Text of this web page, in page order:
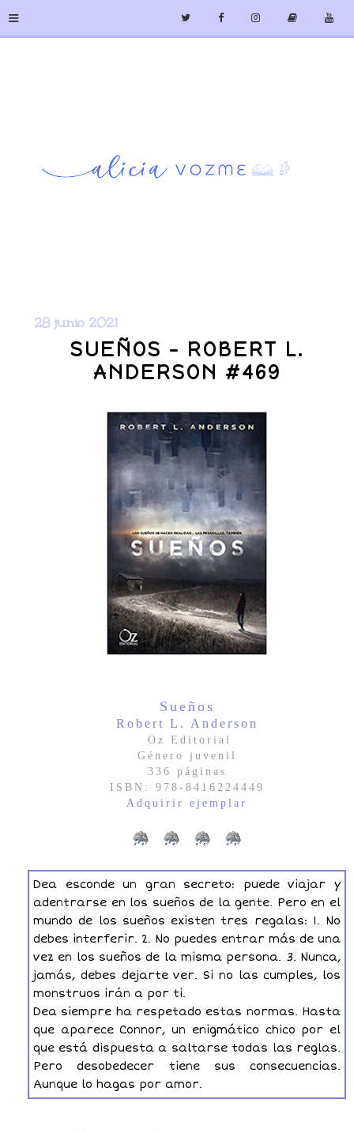
≡
28 junio 2021
SUEÑOS - ROBERT L.
ANDERSON #469
Sueños
Robert L. Anderson
Oz Editorial
Género juvenil
336 páginas
ISBN: 978-8416224449
Adquirir ejemplar
Dea esconde un gran secreto: puede viajar y
adentrarse en los sueños de la gente. Pero en el
mundo de los sueños existen tres regalas: 1. No
debes interferir. 2. No puedes entrar más de una
vez en los sueños de la misma persona. 3. Nunca,
jamás, debes dejarte ver. Si no las cumples, los
monstruos irán a por ti.
Dea siempre ha respetado estas normas. Hasta
que aparece Connor, un enigmático chico por el
que está dispuesta a saltarse todas las reglas.
Pero desobedecer tiene sus consecuencias.
Aunque lo hagas por amor.